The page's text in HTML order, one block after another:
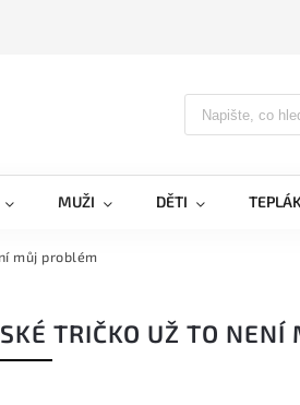
MUŽI DĚTI
můj problém
TRIČKO UŽ TO NENÍ